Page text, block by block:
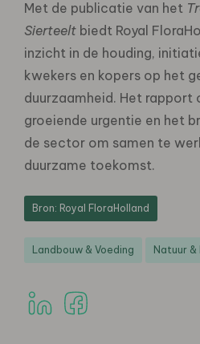
Met de publicatie van het
Sierteelt biedt Royal
inzicht in de houding,
kwekers en kopers op het
duurzaamheid. Het rapport
groeiende urgentie en het
de sector om samen te
duurzame toekomst.
Bron: Royal FloraHolland
Landbouw & Voeding Natuur &